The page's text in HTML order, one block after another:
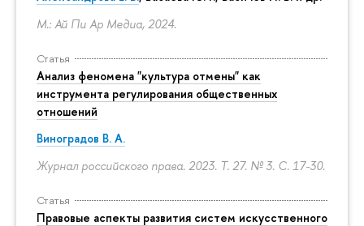
М.: Ай Пи Ар Медиа, 2024.
Статья
Анализ феномена "культура отмены" как
инструмента регулирования общественных
отношений
Виноградов В. А.
Журнал российского права. 2023. Т. 27. № 3. С. 17-30.
Статья
Правовые аспекты развития систем искусственного